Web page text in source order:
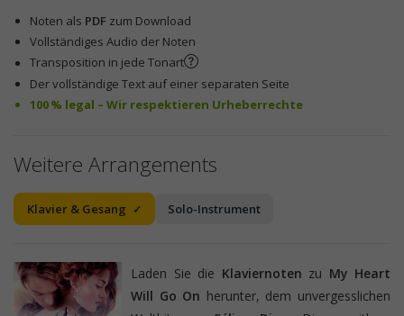
Noten als PDF zum Download
Vollständiges Audio der Noten
Transposition in jede Tonart
Der vollständige Text auf einer separaten Seite
100 % legal – Wir respektieren Urheberrechte
Weitere Arrangements
Klavier & Gesang Solo-Instrument
Laden Sie die Klaviernoten zu My Heart
Will Go On herunter, dem unvergesslichen